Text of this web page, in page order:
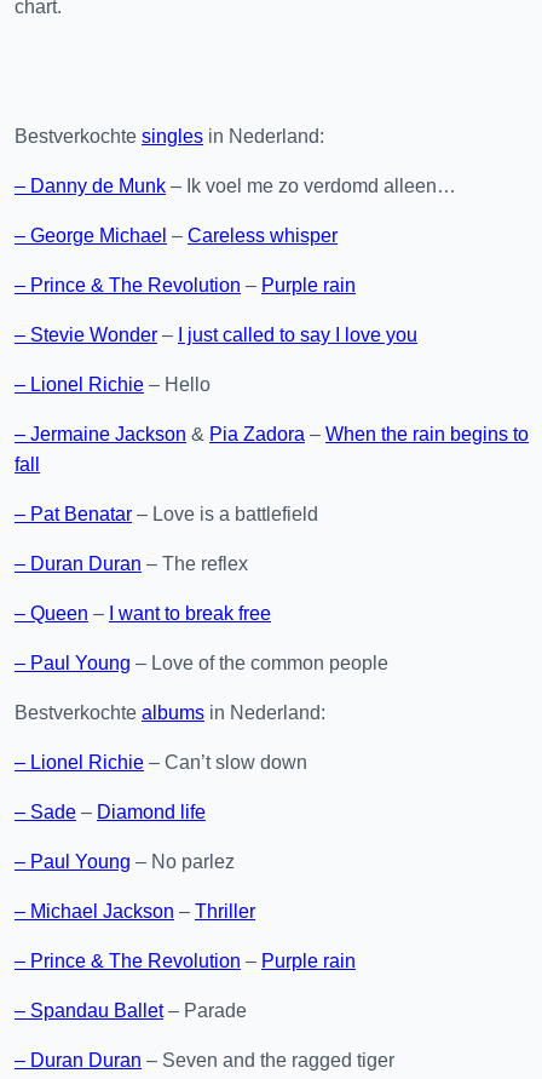
chart.
Bestverkochte singles in Nederland:
– Danny de Munk – Ik voel me zo verdomd alleen…
– George Michael – Careless whisper
– Prince & The Revolution – Purple rain
– Stevie Wonder – I just called to say I love you
– Lionel Richie – Hello
– Jermaine Jackson & Pia Zadora – When the rain begins to
fall
– Pat Benatar – Love is a battlefield
– Duran Duran – The reflex
– Queen – I want to break free
– Paul Young – Love of the common people
Bestverkochte albums in Nederland:
– Lionel Richie – Can’t slow down
– Sade – Diamond life
– Paul Young – No parlez
– Michael Jackson – Thriller
– Prince & The Revolution – Purple rain
– Spandau Ballet– Parade
– Duran Duran – Seven and the ragged tiger